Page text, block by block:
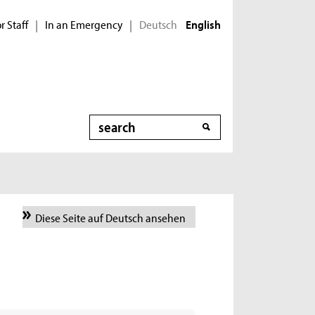
Staff | In an Emergency | Deutsch English
Search
Diese Seite auf Deutsch ansehen